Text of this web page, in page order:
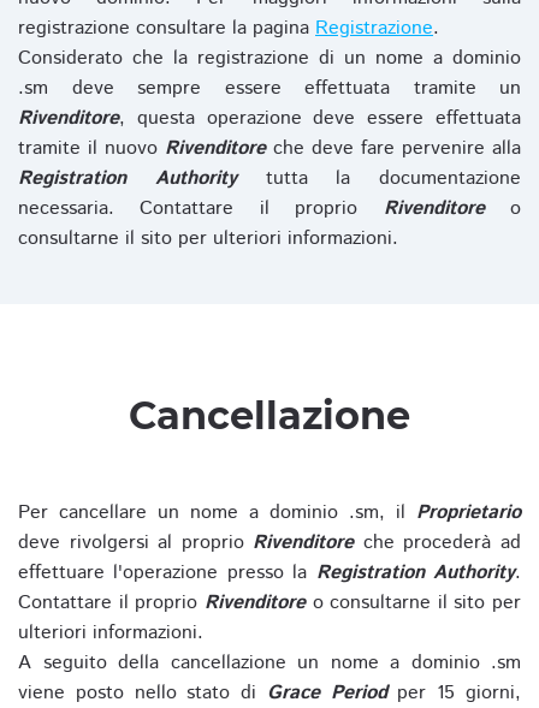
registrazione consultare la pagina Registrazione.
Considerato che la registrazione di un nome a dominio
.sm deve sempre essere effettuata tramite un
Rivenditore, questa operazione deve essere effettuata
tramite il nuovo Rivenditoreche deve fare pervenire alla
Registration Authoritytutta la documentazione
necessaria. Contattare il proprio Rivenditoreo
consultarne il sito per ulteriori informazioni.
Cancellazione
Per cancellare un nome a dominio .sm, il Proprietario
deve rivolgersi al proprio Rivenditoreche procederà ad
effettuare l'operazione presso la Registration Authority.
Contattare il proprio Rivenditoreo consultarne il sito per
ulteriori informazioni.
A seguito della cancellazione un nome a dominio .sm
viene posto nello stato di Grace Periodper 15 giorni,